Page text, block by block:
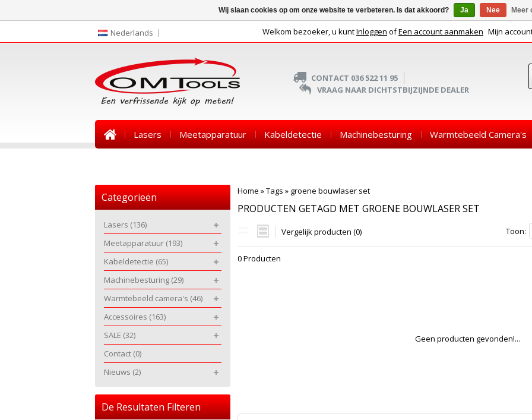
Nederlands Welkom bezoeker, u kuntInloggen ofEen account aanmaken Mijn
CONTACT 036 522 11 95
VRAAG NAAR DICHTSTBIJZIJNDE DEALER
Lasers Meetapparatuur Kabeldetectie Machinebesturing Warmtebeeld Camera's
Home »Tags » groene bouwlaser set
PRODUCTEN GETAGD MET GROENE BOUWLASER SET
Vergelijk producten (0) Toon:
0 Producten
Geen producten gevonden!...
Categorieën
Lasers (136)
Meetapparatuur (193)
Kabeldetectie (65)
Machinebesturing (29)
Warmtebeeld camera's (46)
Accessoires (163)
SALE (32)
Contact (0)
Nieuws (2)
De Resultaten Filteren
Wij slaan cookies op om onze website te verbeteren. Is dat akkoord? Ja Nee Meer